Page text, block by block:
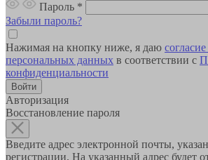
Пароль *
Забыли пароль?
Нажимая на кнопку ниже, я даю
персональных данных в соответствии с
конфиденциальности
Авторизация
Восстановление пароля
Введите адрес электронной почты,
регистрации. На указанный адрес будет